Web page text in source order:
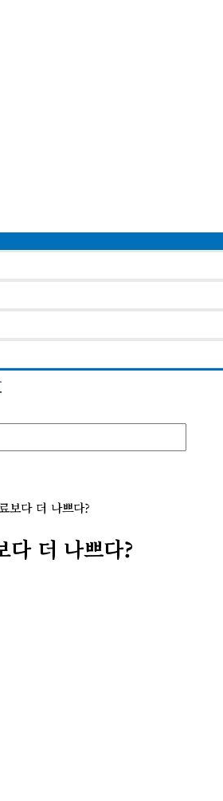
보다 더 나쁘다?
다 더 나쁘다?